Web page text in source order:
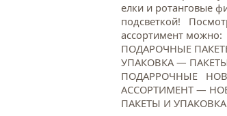
елки и ротанговые
подсветкой!
ассортимент можно:
ПОДАРОЧНЫЕ
УПАКОВКА —
ПОДАРРОЧНЫЕ
АССОРТИМЕНТ —
ПАКЕТЫ И